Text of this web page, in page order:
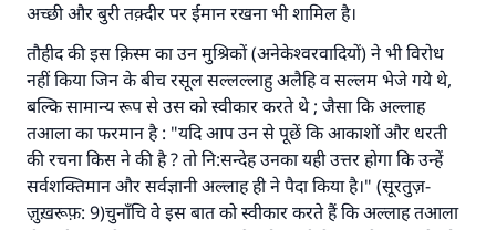
अच्छी और बुरी तक़्दीर पर ईमान रखना भी शामिल है।
तौहीद की इस क़िस्म का उन मुश्रिकों (अनेकेश्वरवादियों) ने भी विरोध
नहीं किया जिन के बीच रसूल सल्लल्लाहु अलैहि व सल्लम भेजे गये थे,
बल्कि सामान्य रूप से उस को स्वीकार करते थे ; जैसा कि अल्लाह
तआला का फरमान है : "यदि आप उन से पूछें कि आकाशों और धरती
की रचना किस ने की है ? तो नि:सन्देह उनका यही उत्तर होगा कि उन्हें
सर्वशक्तिमान और सर्वज्ञानी अल्लाह ही ने पैदा किया है।" (सूरतुज़-
ज़ुख़रूफ़: 9)चुनाँचि वे इस बात को स्वीकार करते हैं कि अल्लाह तआला